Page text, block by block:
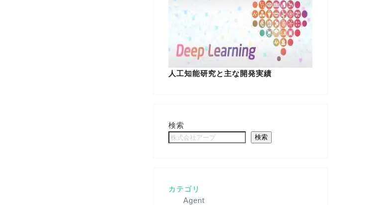
人工知能研究と主な開発実績
検索
検索
カテゴリ
Agent